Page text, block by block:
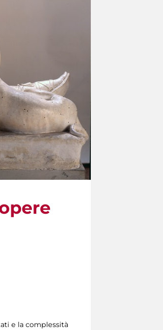
e la complessità